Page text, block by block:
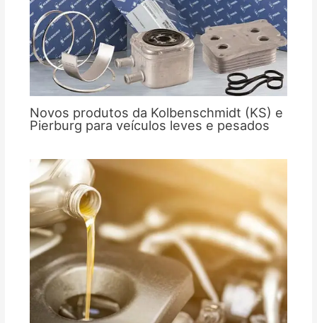
Novos produtos da Kolbenschmidt (KS) e
Pierburg para veículos leves e pesados